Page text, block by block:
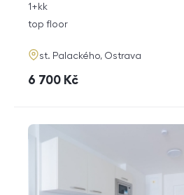
rozměry
disposition
1+kk
funkce
top floor
adresa
st. Palackého, Ostrava
cena
6 700 Kč